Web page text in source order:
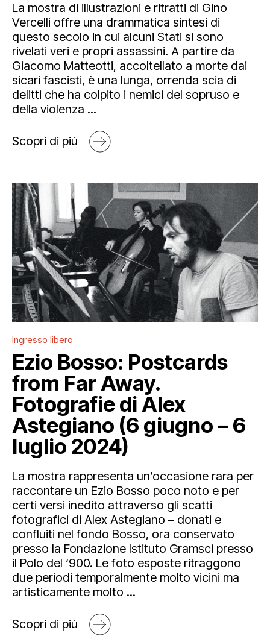
La mostra di illustrazioni e ritratti di Gino
Vercelli offre una drammatica sintesi di
questo secolo in cui alcuni Stati si sono
rivelati veri e propri assassini. A partire da
Giacomo Matteotti, accoltellato a morte dai
sicari fascisti, è una lunga, orrenda scia di
delitti che ha colpito i nemici del sopruso e
della violenza ...
Scopri di più
Ingresso libero
Ezio Bosso: Postcards
from Far Away.
Fotografie di Alex
Astegiano (6 giugno – 6
luglio 2024)
La mostra rappresenta un’occasione rara per
raccontare un Ezio Bosso poco noto e per
certi versi inedito attraverso gli scatti
fotografici di Alex Astegiano – donati e
confluiti nel fondo Bosso, ora conservato
presso la Fondazione Istituto Gramsci presso
il Polo del ‘900. Le foto esposte ritraggono
due periodi temporalmente molto vicini ma
artisticamente molto ...
Scopri di più